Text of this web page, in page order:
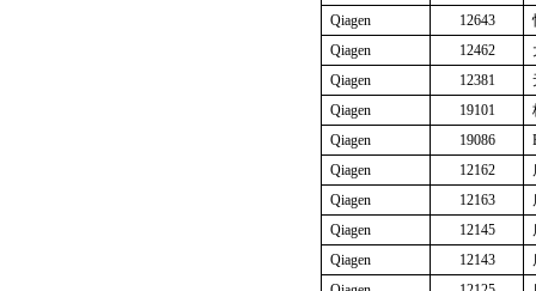
Qiagen
12643
Qiagen
12462
Qiagen
12381
Qiagen
19101
Qiagen
19086
Qiagen
12162
Qiagen
12163
Qiagen
12145
Qiagen
12143